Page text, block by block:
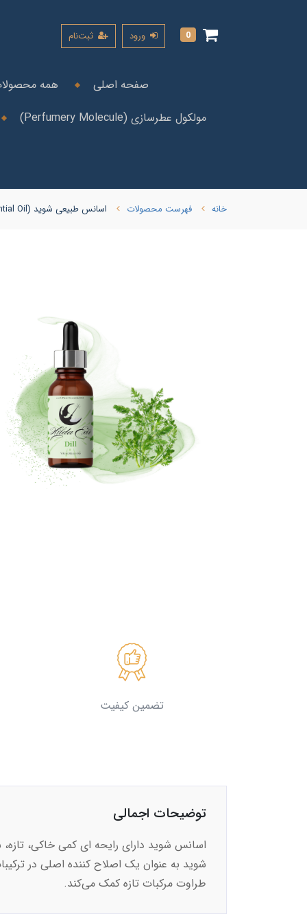
0 ورود ثبت‌نام
صفحه اصلی
همه
مولکول عطرسازی (Perfumery Molecule)
خانه فهرست محصولات اسانس طبیعی شوید (Dill Essential Oil)
تضمین کیفیت
توضیحات اجمالی
اسانس شوید دارای رایحه ای کمی خاکی،
طراوت مرکبات تازه کمک می‌کند.